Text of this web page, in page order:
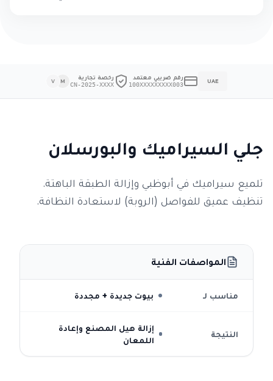
UAE رقم ضريبي معتمد
100XXXXXXXXX003
رخصة تجارية
CN-2025-XXXX
M
V
جلي السيراميك والبورسلان
تلميع سيراميك في أبوظبي وإزالة الطبقة الباهتة.
تنظيف عميق للفواصل (الروبة) لاستعادة النظافة.
المواصفات الفنية
مناسب لـ بيوت جديدة + مجددة
النتيجة
إزالة هيل المصنع وإعادة
اللمعان